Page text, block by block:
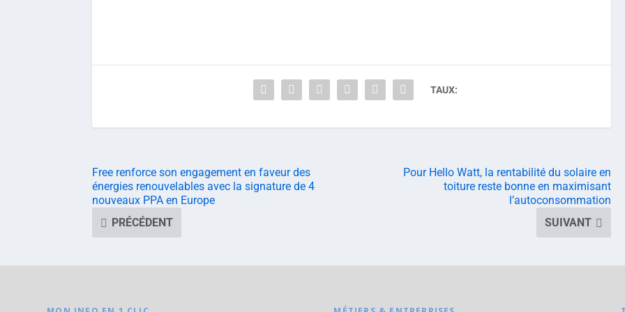
TAUX:
Free renforce son engagement en faveur des
énergies renouvelables avec la signature de 4
nouveaux PPA en Europe
PRÉCÉDENT
Pour Hello Watt, la rentabilité du solaire en
toiture reste bonne en maximisant
l’autoconsommation
SUIVANT